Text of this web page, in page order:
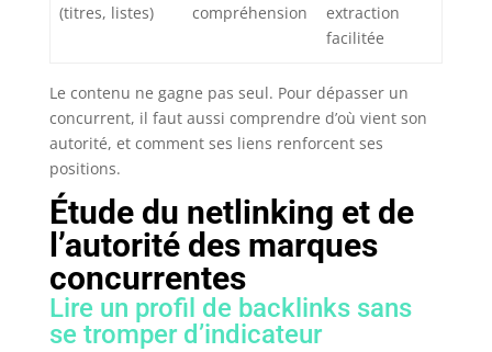
(titres, listes)
compréhension
extraction
facilitée
Le contenu ne gagne pas seul. Pour dépasser un
concurrent, il faut aussi comprendre d’où vient son
autorité, et comment ses liens renforcent ses
positions.
Étude du netlinking et de
l’autorité des marques
concurrentes
Lire un profil de backlinks sans
se tromper d’indicateur